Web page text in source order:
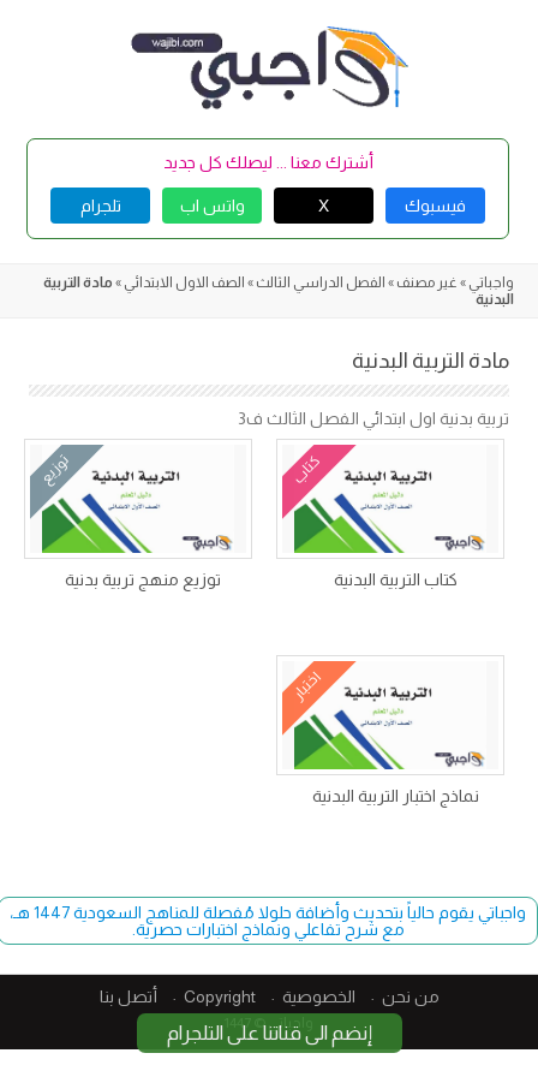
أشترك معنا ... ليصلك كل جديد
فيسبوك X واتس اب تلجرام
إنضم الى قناتنا على التلجرام
واجباتي » غير مصنف » الفصل الدراسي الثالث » الصف الاول الابتدائي » مادة التربية
البدنية
مادة التربية البدنية
تربية بدنية اول ابتدائي الفصل الثالث ف3
كتاب
كتاب التربية البدنية
توزيع
توزيع منهج تربية بدنية
اختبار
نماذج اختبار التربية البدنية
واجباتي يقوم حالياً بتحديث وأضافة حلولا مُفصلة للمناهج السعودية 1447 هـ،
مع شرح تفاعلي ونماذج اختبارات حصرية.
من نحن الخصوصية Copyright​ أتصل بنا
واجباتي © 1447